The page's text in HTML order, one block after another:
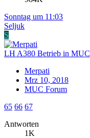
Sonntag um 11:03
Seljuk
S
LH A380 Betrieb in MUC
Merpati
Mrz 10, 2018
MUC Forum
65 66 67
Antworten
1K